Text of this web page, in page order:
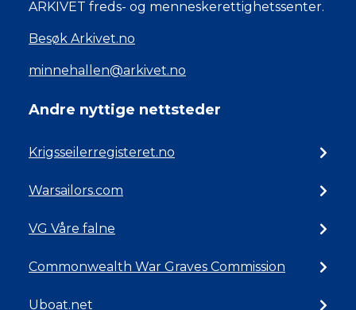
ARKIVET freds- og menneskerettighetssenter.
Besøk Arkivet.no
minnehallen@arkivet.no
Andre nyttige nettsteder
Krigsseilerregisteret.no
Warsailors.com
VG Våre falne
Commonwealth War Graves Commission
Uboat.net